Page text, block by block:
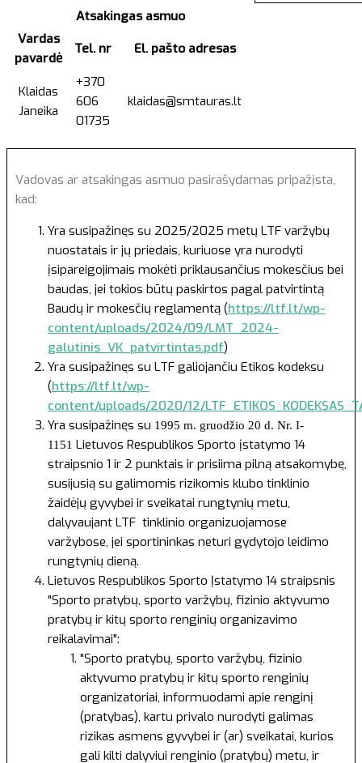
Atsakingas asmuo
Vardas
pavardė
Tel. nr El. pašto adresas
Klaidas
Janeika
+370
606
01735
klaidas@smtauras.lt
Vadovas ar atsakingas asmuo pasirašydamas pripažįsta,
kad:
Yra susipažinęs su 2025/2025 metų LTF varžybų
nuostatais ir jų priedais, kuriuose yra nurodyti
įsipareigojimais mokėti priklausančius mokesčius bei
baudas, jei tokios būtų paskirtos pagal patvirtintą
Baudų ir mokesčių reglamentą (https://ltf.lt/wp-
content/uploads/2024/09/LMT_2024-
galutinis_VK_patvirtintas.pdf)
Yra susipažinęs su LTF galiojančiu Etikos kodeksu
(https://ltf.lt/wp-
content/uploads/2020/12/
Yra susipažinęs su 1995 m. gruodžio 20 d. Nr. I-
1151 Lietuvos Respublikos Sporto įstatymo 14
straipsnio 1 ir 2 punktais ir prisiima pilną atsakomybę,
susijusią su galimomis rizikomis klubo tinklinio
žaidėjų gyvybei ir sveikatai rungtynių metu,
dalyvaujant LTF tinklinio organizuojamose
varžybose, jei sportininkas neturi gydytojo leidimo
rungtynių dieną.
Lietuvos Respublikos Sporto Įstatymo 14 straipsnis
"Sporto pratybų, sporto varžybų, fizinio aktyvumo
pratybų ir kitų sporto renginių organizavimo
reikalavimai":
"Sporto pratybų, sporto varžybų, fizinio
aktyvumo pratybų ir kitų sporto renginių
organizatoriai, informuodami apie renginį
(pratybas), kartu privalo nurodyti galimas
rizikas asmens gyvybei ir (ar) sveikatai, kurios
gali kilti dalyviui renginio (pratybų) metu, ir